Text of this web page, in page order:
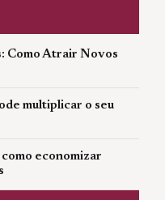
Como Atrair Novos
multiplicar o seu
economizar